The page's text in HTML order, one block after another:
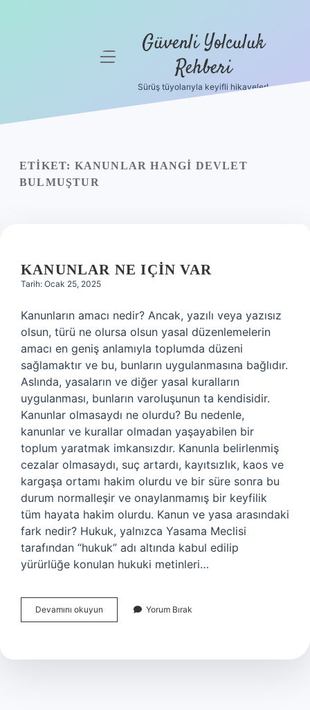
Yasal Uyarı
menüyü Güvenli Yolculuk
Rehberi
Sürüş tüyolarıyla keyifli hikayeler!
ETIKET: KANUNLAR HANGI DEVLET
BULMUŞTUR
KANUNLAR NE IÇIN VAR
Tarih: Ocak 25, 2025
Kanunların amacı nedir? Ancak, yazılı veya yazısız
olsun, türü ne olursa olsun yasal düzenlemelerin
amacı en geniş anlamıyla toplumda düzeni
sağlamaktır ve bu, bunların uygulanmasına bağlıdır.
Aslında, yasaların ve diğer yasal kuralların
uygulanması, bunların varoluşunun ta kendisidir.
Kanunlar olmasaydı ne olurdu? Bu nedenle,
kanunlar ve kurallar olmadan yaşayabilen bir
toplum yaratmak imkansızdır. Kanunla belirlenmiş
cezalar olmasaydı, suç artardı, kayıtsızlık, kaos ve
kargaşa ortamı hakim olurdu ve bir süre sonra bu
durum normalleşir ve onaylanmamış bir keyfilik
tüm hayata hakim olurdu. Kanun ve yasa arasındaki
fark nedir? Hukuk, yalnızca Yasama Meclisi
tarafından “hukuk” adı altında kabul edilip
yürürlüğe konulan hukuki metinleri…
Devamını okuyun Kanunlar
Ne
Yorum Bırak